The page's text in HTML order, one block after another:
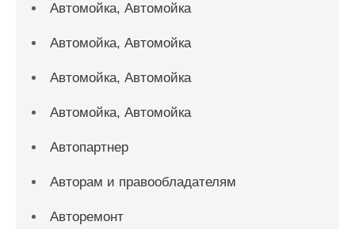
Автомойка, Автомойка
Автомойка, Автомойка
Автомойка, Автомойка
Автомойка, Автомойка
Автопартнер
Авторам и правообладателям
Авторемонт